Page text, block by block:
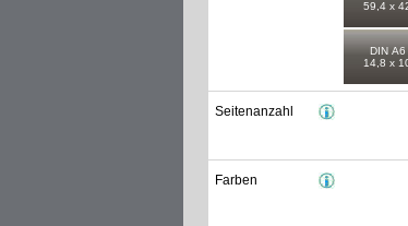
59,4 x
DIN
14,8 x
Seitenanzahl
Farben